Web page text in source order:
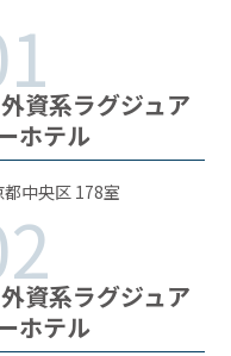
資系ラグジュア
ホテル
都中央区 178室
資系ラグジュア
ホテル